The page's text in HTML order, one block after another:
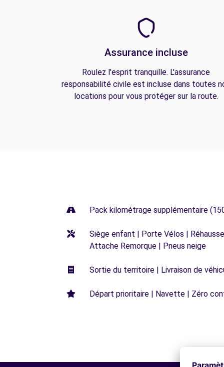
Assurance incluse
Roulez l'esprit tranquille. L'assurance
responsabilité civile est incluse dans toutes
locations pour vous protéger sur la route.
Pack kilométrage supplémentaire
Siège enfant | Porte Vélos |
Attache Remorque | Pneus neige
Sortie du territoire | Livraison de
Départ prioritaire | Navette | Zéro